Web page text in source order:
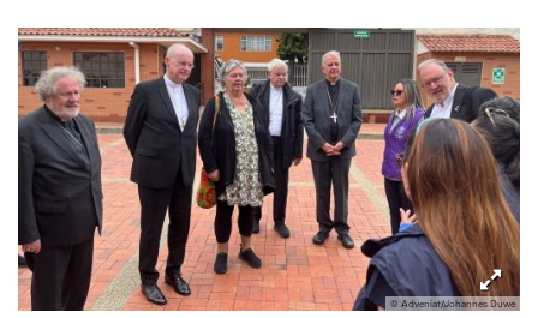
© Adveniat/Johannes Duwe